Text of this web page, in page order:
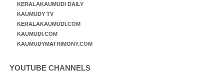
KERALAKAUMUDI DAILY
KAUMUDY TV
KERALAKAUMUDI.COM
KAUMUDI.COM
KAUMUDYMATRIMONY.COM
YOUTUBE CHANNELS